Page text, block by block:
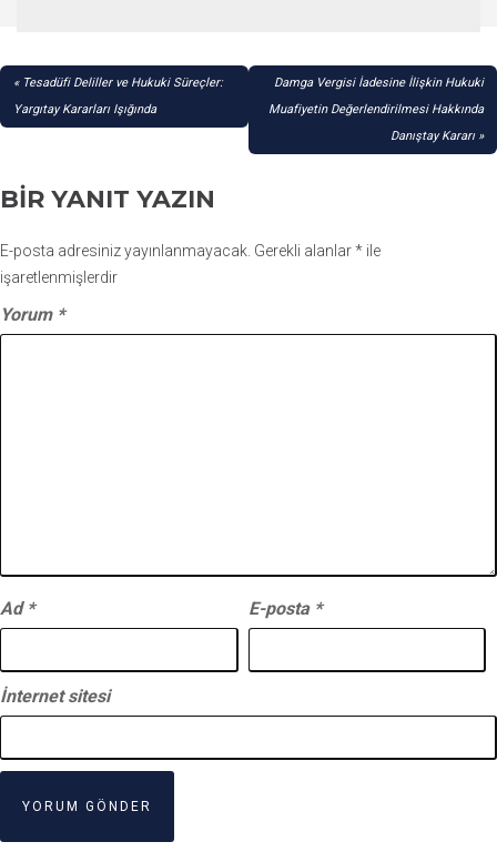
YAZI
GEZINMESI
Tesadüfi Deliller ve Hukuki Süreçler:
Yargıtay Kararları Işığında
Damga Vergisi İadesine İlişkin Hukuki
Muafiyetin Değerlendirilmesi Hakkında
Danıştay Kararı
BIR YANIT YAZIN
E-posta adresiniz yayınlanmayacak. Gerekli alanlar* ile
işaretlenmişlerdir
Yorum *
Ad * E-posta *
İnternet sitesi